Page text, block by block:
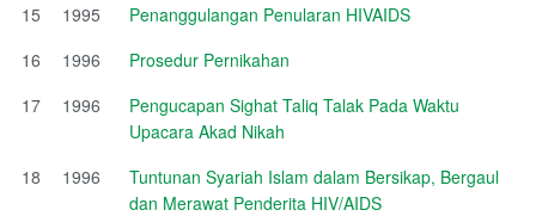
15
1995
Penanggulangan Penularan HIVAIDS
16
1996
Prosedur Pernikahan
17
1996
Pengucapan Sighat Taliq Talak Pada Waktu
Upacara Akad Nikah
18
1996
Tuntunan Syariah Islam dalam Bersikap, Bergaul
dan Merawat Penderita HIV/AIDS